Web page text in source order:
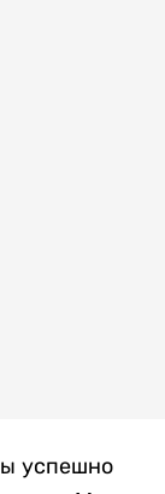
успешно